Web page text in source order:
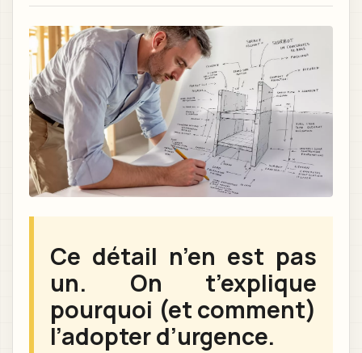
Ce détail n’en est pas
un. On t’explique
pourquoi (et comment)
l’adopter d’urgence.